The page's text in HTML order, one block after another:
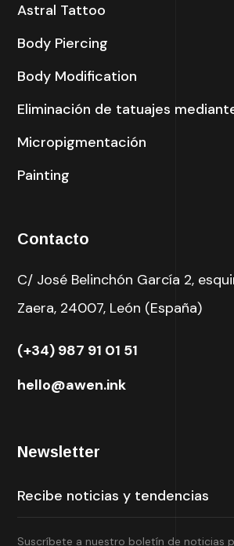
Astral Tattoo
Body Piercing
Body Modification
Eliminación de tatuajes
Micropigmentación
Painting
Contacto
C/ José Belinchón García 2,
Zaera, 24007, León (España)
(+34) 987 91 01 51
hello@awen.ink
Newsletter
Suscríbete a nuestro boletín de noticias